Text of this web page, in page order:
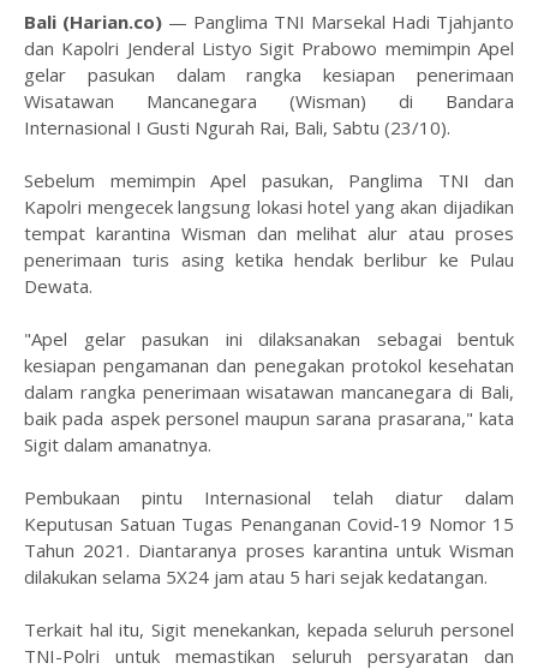
Bali (Harian.co) — Panglima TNI Marsekal Hadi Tjahjanto
dan Kapolri Jenderal Listyo Sigit Prabowo memimpin Apel
gelar pasukan dalam rangka kesiapan penerimaan
Wisatawan Mancanegara (Wisman) di Bandara
Internasional I Gusti Ngurah Rai, Bali, Sabtu (23/10).
Sebelum memimpin Apel pasukan, Panglima TNI dan
Kapolri mengecek langsung lokasi hotel yang akan dijadikan
tempat karantina Wisman dan melihat alur atau proses
penerimaan turis asing ketika hendak berlibur ke Pulau
Dewata.
"Apel gelar pasukan ini dilaksanakan sebagai bentuk
kesiapan pengamanan dan penegakan protokol kesehatan
dalam rangka penerimaan wisatawan mancanegara di Bali,
baik pada aspek personel maupun sarana prasarana," kata
Sigit dalam amanatnya.
Pembukaan pintu Internasional telah diatur dalam
Keputusan Satuan Tugas Penanganan Covid-19 Nomor 15
Tahun 2021. Diantaranya proses karantina untuk Wisman
dilakukan selama 5X24 jam atau 5 hari sejak kedatangan.
Terkait hal itu, Sigit menekankan, kepada seluruh personel
TNI-Polri untuk memastikan seluruh persyaratan dan